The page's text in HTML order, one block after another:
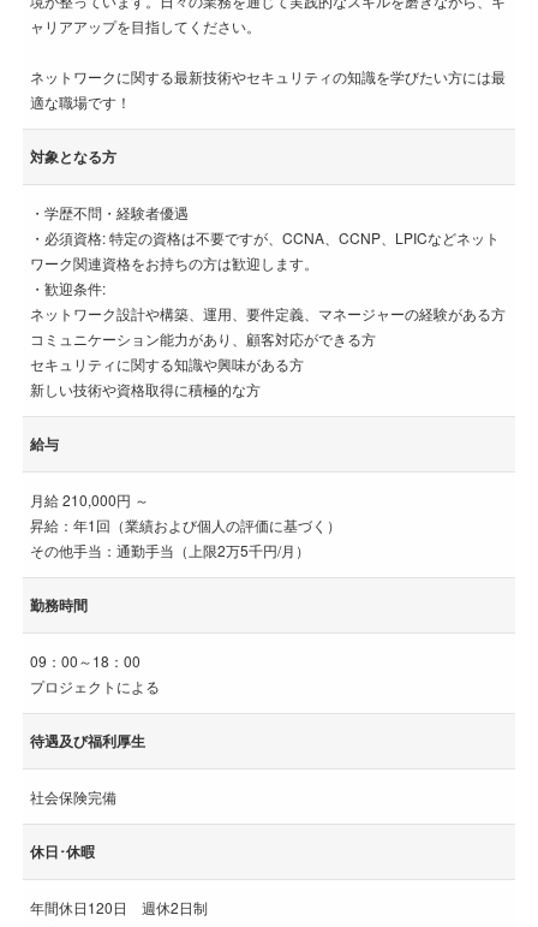
ャリアアップを目指してください。
ネットワークに関する最新技術やセキュリティの知識を学びたい方には最
適な職場です！
対象となる方
・学歴不問・経験者優遇
・必須資格: 特定の資格は不要ですが、CCNA、CCNP、LPICなどネット
ワーク関連資格をお持ちの方は歓迎します。
・歓迎条件:
ネットワーク設計や構築、運用、要件定義、マネージャーの経験がある方
コミュニケーション能力があり、顧客対応ができる方
セキュリティに関する知識や興味がある方
新しい技術や資格取得に積極的な方
給与
月給 210,000円 ～
昇給：年1回（業績および個人の評価に基づく）
その他手当：通勤手当（上限2万5千円/月）
勤務時間
09：00～18：00
プロジェクトによる
待遇及び福利厚生
社会保険完備
休日･休暇
年間休日120日 週休2日制